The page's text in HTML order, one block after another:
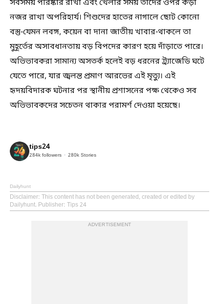
সবসময় পরিষ্কার রাখা এবং খেলার সময় তাদের ওপর কড়া
নজর রাখা অপরিহার্য। শিশুদের হাতের নাগালে ছোট কোনো
বস্তু-যেমন লবঙ্গ, কয়েন বা দানা জাতীয় খাবার-থাকলে তা
মুহূর্তের অসাবধানতায় বড় বিপদের কারণ হয়ে দাঁড়াতে পারে।
অভিভাবকরা সামান্য অসতর্ক হলেই বড় ধরনের ট্র্যাজেডি ঘটে
যেতে পারে, যার জ্বলন্ত প্রমাণ আরভের এই মৃত্যু। এই
হৃদয়বিদারক ঘটনার পর স্থানীয় প্রশাসনের পক্ষ থেকেও সব
অভিভাবকদের সচেতন থাকার পরামর্শ দেওয়া হয়েছে।
tips24
284k followers 280k Stories
Dailyhunt
Disclaimer: This content has not been generated, created or edited by
Dailyhunt. Publisher: Tips 24
ADVERTISEMENT